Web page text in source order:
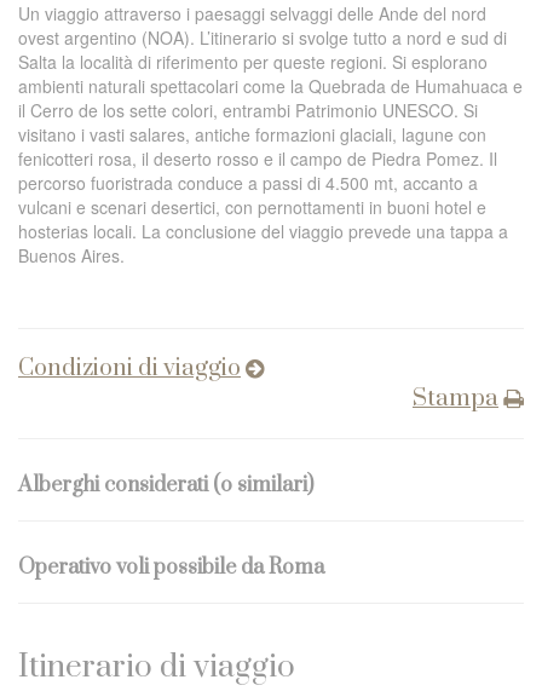
Un viaggio attraverso i paesaggi selvaggi delle Ande del nord
ovest argentino (NOA). L’itinerario si svolge tutto a nord e sud di
Salta la località di riferimento per queste regioni. Si esplorano
ambienti naturali spettacolari come la Quebrada de Humahuaca e
il Cerro de los sette colori, entrambi Patrimonio UNESCO. Si
visitano i vasti salares, antiche formazioni glaciali, lagune con
fenicotteri rosa, il deserto rosso e il campo de Piedra Pomez. Il
percorso fuoristrada conduce a passi di 4.500 mt, accanto a
vulcani e scenari desertici, con pernottamenti in buoni hotel e
hosterias locali. La conclusione del viaggio prevede una tappa a
Buenos Aires.
Condizioni di viaggio
Stampa
Alberghi considerati (o similari)
Operativo voli possibile da Roma
Itinerario di viaggio